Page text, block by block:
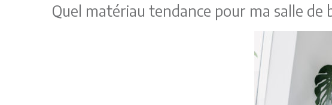
Quel matériau tendance pour ma salle de